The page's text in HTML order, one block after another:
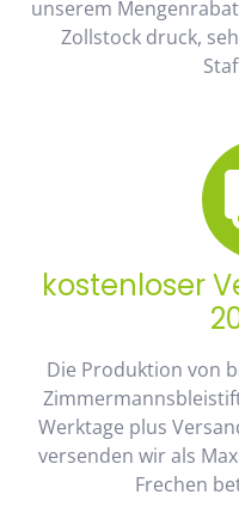
unserem
Zollstock druck,
kostenloser
Die Produktion von
Werktage plus
versenden wir als
Frechen